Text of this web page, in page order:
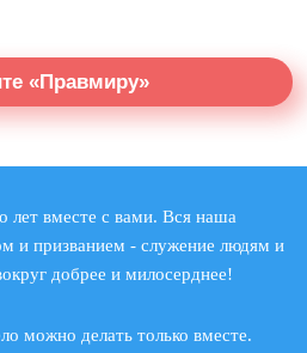
«Правмиру»
лет вместе с вами. Вся наша
и призванием - служение людям и
добрее и милосерднее!
можно делать только вместе.